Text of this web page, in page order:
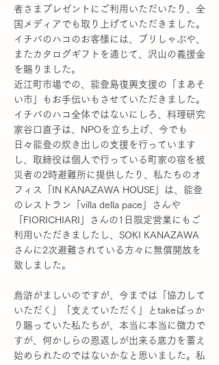
者さまプレゼントにご利用いただいたり、全
国メディアでも取り上げていただきました。
イチバのハコのお客様には、ブリしゃぶや、
またカタログギフトを通じて、沢山の義援金
を賜りました。
近江町市場での、能登島復興支援の「まあそ
い市」もお手伝いもさせていただきました。
イチバのハコ全体ではないにしろ、料理研究
家谷口直子は、NPOを立ち上げ、今でも
日々能登の炊き出しの支援を行っています
し、取締役は個人で行っている町家の宿を被
災者の2時避難所に提供したり、私たちのオ
フィス「IN KANAZAWA HOUSE」は、能登
のレストラン「villa della pace」さんや
「FIORICHIARI」さんの1日限定営業にもご
利用いただきましたし、SOKI KANAZAWA
さんに2次避難されている方々に無償開放を
致しました。
烏滸がましいのですが、今までは「協力して
いただく」「支えていただく」とtakeばっか
り賜っていた私たちが、本当に本当に微力で
すが、何かしらの恩返しが出来る底力を蓄え
始められたのではないかなと思いました。私